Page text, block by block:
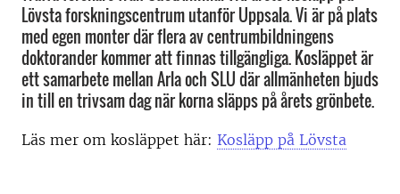
Lövsta forskningscentrum utanför Uppsala. Vi är på plats
med egen monter där flera av centrumbildningens
doktorander kommer att finnas tillgängliga. Kosläppet är
ett samarbete mellan Arla och SLU där allmänheten bjuds
in till en trivsam dag när korna släpps på årets grönbete.
Läs mer om kosläppet här: Kosläpp på Lövsta